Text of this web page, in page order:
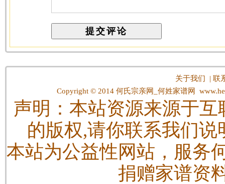
关于我们 |联
Copyright © 2014 何氏宗亲网_何姓家谱网
声明：本站资源来源于
的版权,请你联系我们
本站为公益性网站，服务
捐赠家谱资